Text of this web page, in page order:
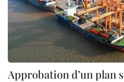
Approbation d’un plan